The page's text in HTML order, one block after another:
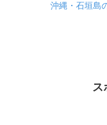
沖縄・石垣島
ス